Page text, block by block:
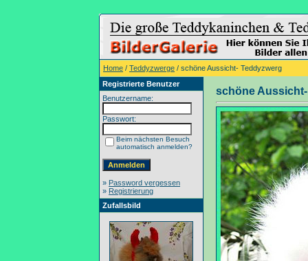
Home / Teddyzwerge / schöne Aussicht- Teddyzwerg
Registrierte Benutzer
Benutzername:
Passwort:
Beim nächsten Besuch
automatisch anmelden?
» Password vergessen
» Registrierung
Zufallsbild
schöne